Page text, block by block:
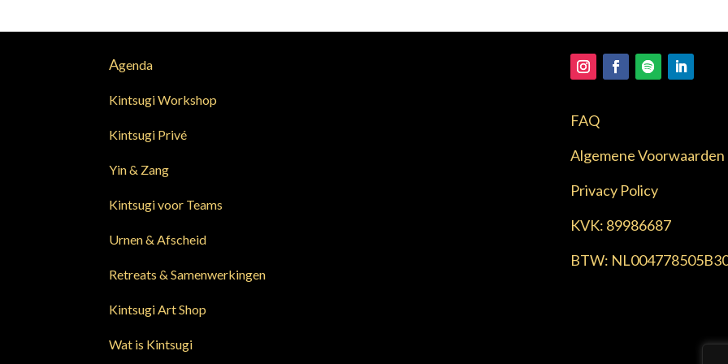
Agenda
Kintsugi Workshop
Kintsugi Privé
Yin & Zang
Kintsugi voor Teams
Urnen & Afscheid
Retreats & Samenwerkingen
Kintsugi Art Shop
Wat is Kintsugi
FAQ
Algemene Voorwaarden
Privacy Policy
KVK: 89986687
BTW: